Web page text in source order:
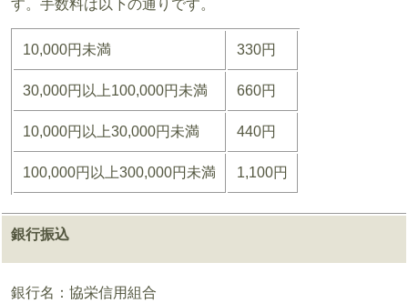
す。手数料は以下の通りです。
10,000円未満 330円
30,000円以上100,000円未満 660円
10,000円以上30,000円未満 440円
100,000円以上300,000円未満 1,100円
銀行振込
銀行名：協栄信用組合